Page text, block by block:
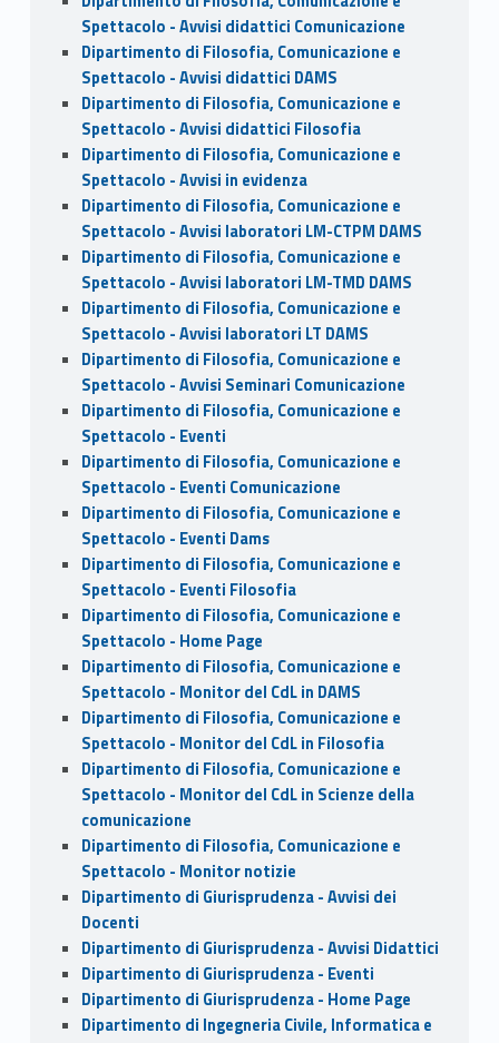
Spettacolo - Avvisi didattici Comunicazione
Dipartimento di Filosofia, Comunicazione e
Spettacolo - Avvisi didattici DAMS
Dipartimento di Filosofia, Comunicazione e
Spettacolo - Avvisi didattici Filosofia
Dipartimento di Filosofia, Comunicazione e
Spettacolo - Avvisi in evidenza
Dipartimento di Filosofia, Comunicazione e
Spettacolo - Avvisi laboratori LM-CTPM DAMS
Dipartimento di Filosofia, Comunicazione e
Spettacolo - Avvisi laboratori LM-TMD DAMS
Dipartimento di Filosofia, Comunicazione e
Spettacolo - Avvisi laboratori LT DAMS
Dipartimento di Filosofia, Comunicazione e
Spettacolo - Avvisi Seminari Comunicazione
Dipartimento di Filosofia, Comunicazione e
Spettacolo - Eventi
Dipartimento di Filosofia, Comunicazione e
Spettacolo - Eventi Comunicazione
Dipartimento di Filosofia, Comunicazione e
Spettacolo - Eventi Dams
Dipartimento di Filosofia, Comunicazione e
Spettacolo - Eventi Filosofia
Dipartimento di Filosofia, Comunicazione e
Spettacolo - Home Page
Dipartimento di Filosofia, Comunicazione e
Spettacolo - Monitor del CdL in DAMS
Dipartimento di Filosofia, Comunicazione e
Spettacolo - Monitor del CdL in Filosofia
Dipartimento di Filosofia, Comunicazione e
Spettacolo - Monitor del CdL in Scienze della
comunicazione
Dipartimento di Filosofia, Comunicazione e
Spettacolo - Monitor notizie
Dipartimento di Giurisprudenza - Avvisi dei
Docenti
Dipartimento di Giurisprudenza - Avvisi Didattici
Dipartimento di Giurisprudenza - Eventi
Dipartimento di Giurisprudenza - Home Page
Dipartimento di Ingegneria Civile, Informatica e